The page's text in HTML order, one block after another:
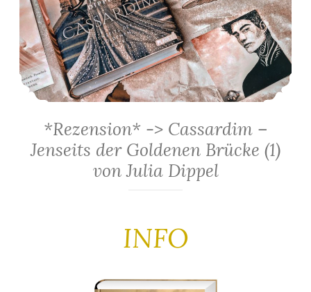
*Rezension* -> Cassardim –
Jenseits der Goldenen Brücke (1)
von Julia Dippel
INFO